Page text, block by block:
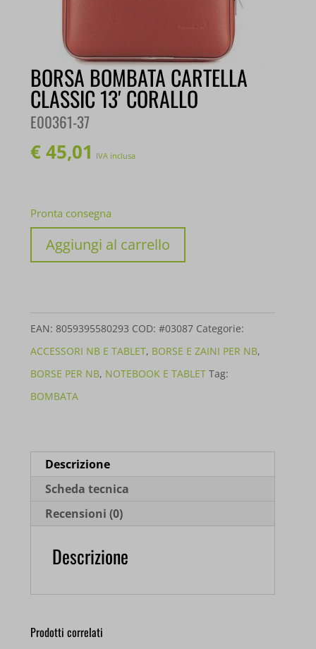
BORSA BOMBATA CARTELLA
CLASSIC 13′ CORALLO
E00361-37
€45,01 IVA inclusa
Pronta consegna
BORSA
BOMBATA
13'
CORALLO
E00361-
37
Aggiungi al carrello
EAN:8059395580293 COD:#03087 Categorie:
ACCESSORI NB E TABLET, BORSE E ZAINI PER NB,
BORSE PER NB, NOTEBOOK E TABLET Tag:
BOMBATA
Descrizione
Scheda tecnica
Recensioni (0)
Descrizione
Prodotti correlati